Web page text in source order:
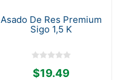
Asado De Res Premium
Sigo 1,5 K
$19.49